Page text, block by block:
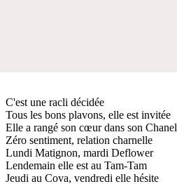
C'est une racli décidée
Tous les bons plavons, elle est invitée
Elle a rangé son cœur dans son Chanel
Zéro sentiment, relation charnelle
Lundi Matignon, mardi Deflower
Lendemain elle est au Tam-Tam
Jeudi au Cova, vendredi elle hésite